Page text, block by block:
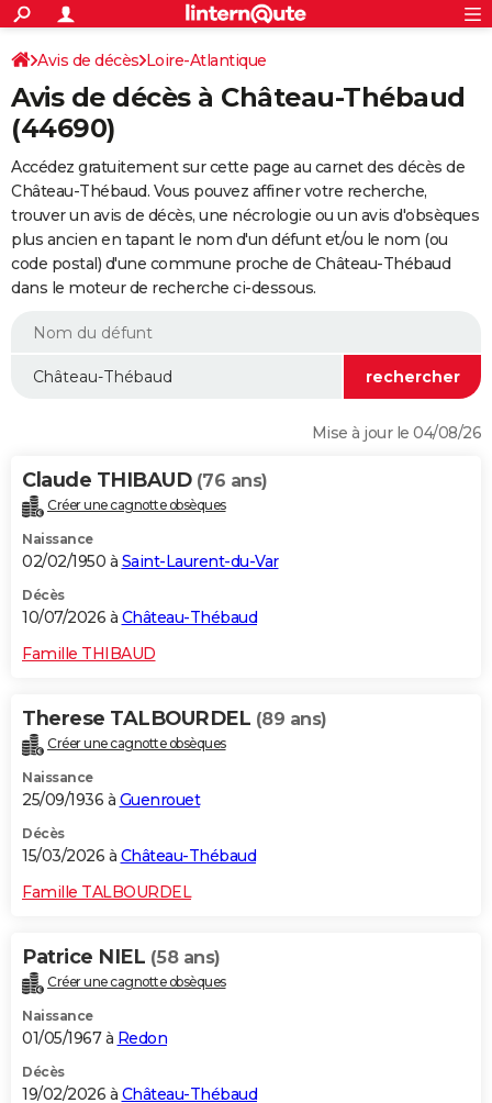
ACTUALITÉS
Politique
Société
Faits Divers
Education
Monde
Villes
+
SPORT
Coupe du monde 2026
Football
Tennis
Cyclisme
Rugby
Forum
FINANCE
Retraite
Impôts
Epargne
Immobilier
Risques naturels par ville
Banque
Assurance
Crédit
Essais
Réserver un essai
Citadines
Berlines
SUV
Forum auto
+
HIGH-TECH
Mobiles
Meilleur smartphone
Internet
Ordinateurs
Jeux vidéo
Guide high-tech
+
BRICOLAGE
Forum
Aménagement intérieur
Extérieur
Cuisine
Salle de bains
Jardinage
Rangement
WEEK-END
Guides de France
Escapades
Patrimoine
Expositions
Musées
Week-end nature
LIFESTYLE
Alimentation
Guide de la santé
Maladies
Médicaments
Sommeil
VOYAGE
Destinations
City break
Voyage nature
Voyage de noces
Forum
Climat
+PHOTO
GUIDES D'ACHAT
BONS PLANS
CARTE DE VOEUX
Dictionnaire
Biographies
Citations
Expressions
Proverbes
PROGRAMME TV
COPAINS D'AVANT
S'inscrire
Se connecter
Lycées
Collèges
Primaires
Universités
Entreprises
Service militaire
Avis de recherche
AVIS DE DÉCÈS
S'inscrire
Connexion
Avis de décès Loire-Atlantique
Avis de décès à Château-Thébaud
(44690)
Accédez gratuitement sur cette page au carnet des décès de
Château-Thébaud. Vous pouvez affiner votre recherche,
trouver un avis de décès, une nécrologie ou un avis d'obsèques
plus ancien en tapant le nom d'un défunt et/ou le nom (ou
code postal) d'une commune proche de Château-Thébaud
dans le moteur de recherche ci-dessous.
Mise à jour le 04/08/26
Claude THIBAUD (76 ans)
Créer une cagnotte obsèques
Naissance
02/02/1950 à Saint-Laurent-du-Var
Décès
10/07/2026 à Château-Thébaud
Famille THIBAUD
Therese TALBOURDEL (89 ans)
Créer une cagnotte obsèques
Naissance
25/09/1936 à Guenrouet
Décès
15/03/2026 à Château-Thébaud
Famille TALBOURDEL
Patrice NIEL (58 ans)
Créer une cagnotte obsèques
Naissance
01/05/1967 à Redon
Décès
19/02/2026 à Château-Thébaud